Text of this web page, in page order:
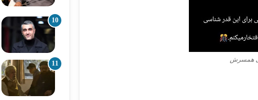
همسرش